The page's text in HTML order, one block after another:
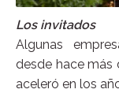
Los invitados
Algunas
desde hace más
aceleró en los